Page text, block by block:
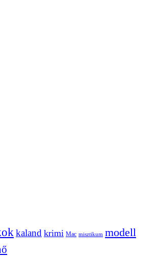
kaland krimi Mac misztikum modell